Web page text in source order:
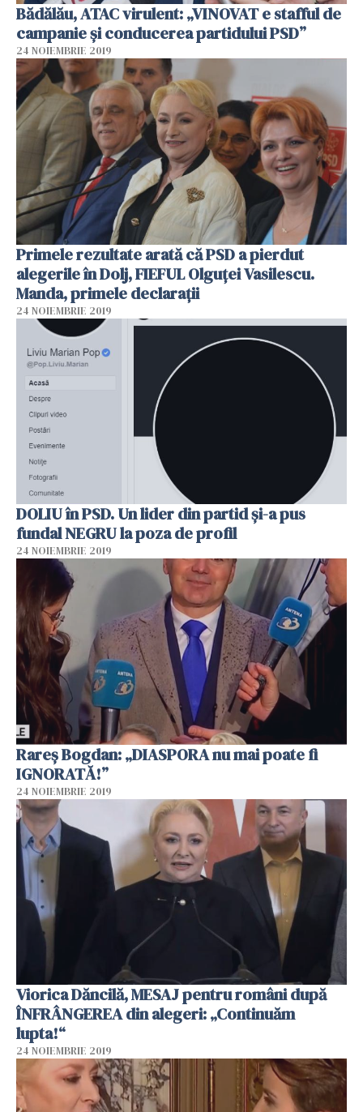
Bădălău, ATAC virulent: „VINOVAT e stafful de
campanie și conducerea partidului PSD”
24 NOIEMBRIE 2019
Primele rezultate arată că PSD a pierdut
alegerile în Dolj, FIEFUL Olguței Vasilescu.
Manda, primele declarații
24 NOIEMBRIE 2019
DOLIU în PSD. Un lider din partid şi-a pus
fundal NEGRU la poza de profil
24 NOIEMBRIE 2019
Rareș Bogdan: „DIASPORA nu mai poate fi
IGNORATĂ!”
24 NOIEMBRIE 2019
Viorica Dăncilă, MESAJ pentru români după
ÎNFRÂNGEREA din alegeri: „Continuăm
lupta!“
24 NOIEMBRIE 2019